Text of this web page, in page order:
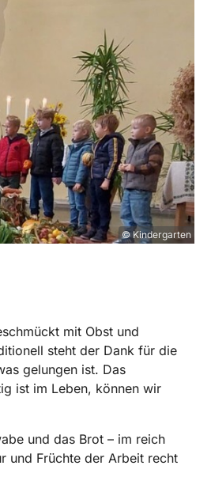
© Kindergarten
mit Obst und
steht der Dank für die
gelungen ist. Das
ist im Leben, können wir
und das Brot – im reich
und Früchte der Arbeit recht